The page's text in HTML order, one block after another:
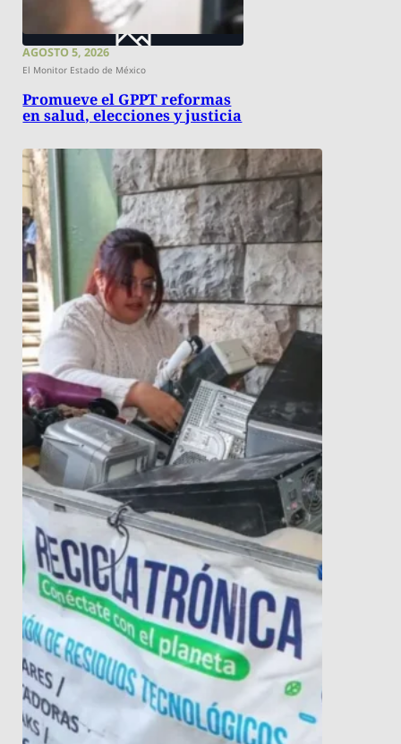
AGOSTO 5, 2026
El Monitor Estado de México
Promueve el GPPT reformas
en salud, elecciones y justicia